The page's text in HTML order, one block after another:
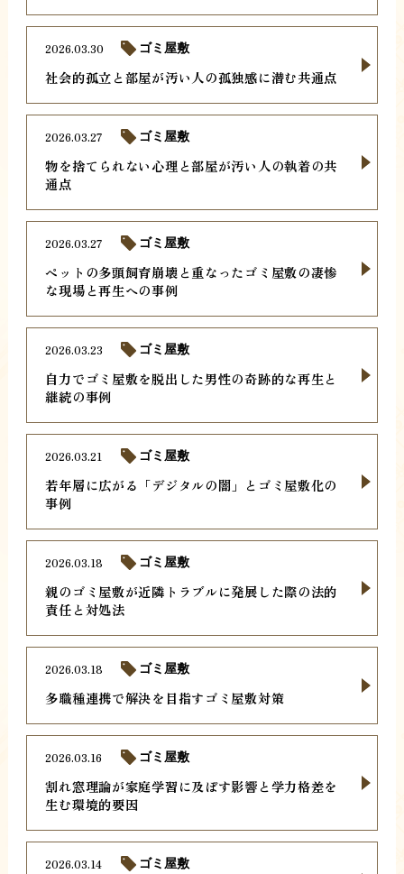
社会的孤立と部屋が汚い人の孤独感に潜む共通点
2026.03.30 ゴミ屋敷
物を捨てられない心理と部屋が汚い人の執着の共
通点
2026.03.27 ゴミ屋敷
ペットの多頭飼育崩壊と重なったゴミ屋敷の凄惨
な現場と再生への事例
2026.03.27 ゴミ屋敷
自力でゴミ屋敷を脱出した男性の奇跡的な再生と
継続の事例
2026.03.23 ゴミ屋敷
若年層に広がる「デジタルの闇」とゴミ屋敷化の
事例
2026.03.21 ゴミ屋敷
親のゴミ屋敷が近隣トラブルに発展した際の法的
責任と対処法
2026.03.18 ゴミ屋敷
多職種連携で解決を目指すゴミ屋敷対策
2026.03.18 ゴミ屋敷
割れ窓理論が家庭学習に及ぼす影響と学力格差を
生む環境的要因
2026.03.16 ゴミ屋敷
2026.03.14 ゴミ屋敷